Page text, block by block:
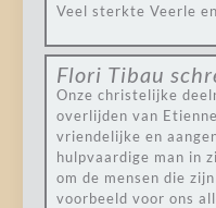
Veel sterkte Veerle
Flori Tibau
Onze christelijke
overlijden van
vriendelijke en
hulpvaardige man in
om de mensen die
voorbeeld voor ons